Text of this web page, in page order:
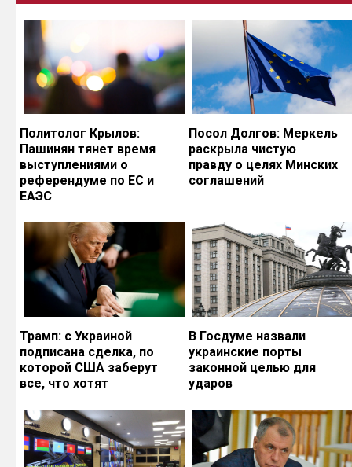
Политолог Крылов:
Пашинян тянет время
выступлениями о
референдуме по ЕС и
ЕАЭС
Посол Долгов: Меркель
раскрыла чистую
правду о целях Минских
соглашений
Трамп: с Украиной
подписана сделка, по
которой США заберут
все, что хотят
В Госдуме назвали
украинские порты
законной целью для
ударов